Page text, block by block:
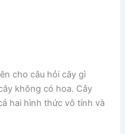
cho câu hỏi cây gì
không có hoa. Cây
hai hình thức vô tính và